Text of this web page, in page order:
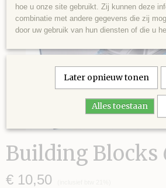
Building Blocks
€ 10,50
hoe u onze site gebruikt. Zij kunnen deze
combinatie met andere gegevens die zij
door uw gebruik van hun diensten of die u
Later opnieuw tonen
Alles toestaan